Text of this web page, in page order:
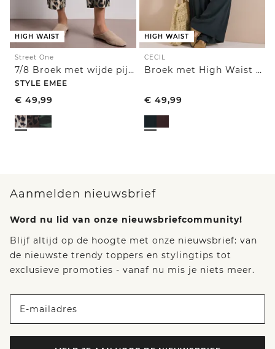
HIGH WAIST
Street One
7/8 Broek met wijde pijpen in Loose Fit met print
STYLE EMEE
€ 49,99
HIGH WAIST
CECIL
Broek met High Waist en Wide Leg pijpen in een Loose Fit pasvorm
€ 49,99
Aanmelden nieuwsbrief
Word nu lid van onze nieuwsbriefcommunity!
Blijf altijd op de hoogte met onze nieuwsbrief: van
de nieuwste trendy toppers en stylingtips tot
exclusieve promoties - vanaf nu mis je niets meer.
E-mailadres